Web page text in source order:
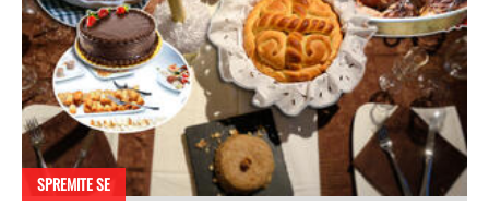
SPREMITE SE